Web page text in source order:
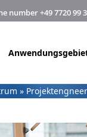
number +49 7720 99
»